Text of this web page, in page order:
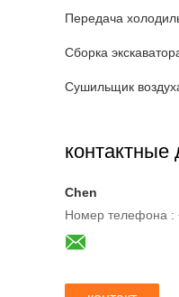
Передача
Сборка
Сушильщик
контактные
Chen
Номер телефона :